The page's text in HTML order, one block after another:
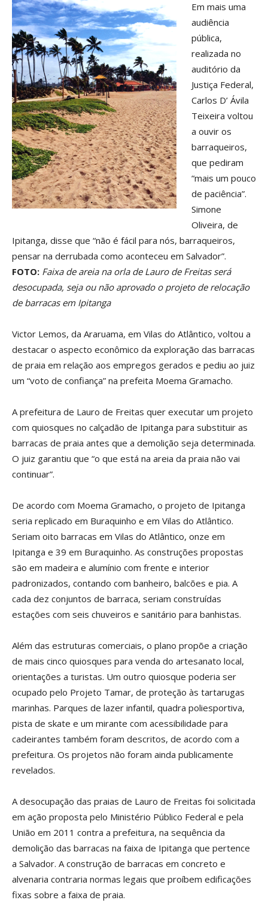
Em mais uma
audiência
pública,
realizada no
auditório da
Justiça Federal,
Carlos D’ Ávila
Teixeira voltou
a ouvir os
barraqueiros,
que pediram
“mais um pouco
de paciência”.
Simone
Oliveira, de
Ipitanga, disse que “não é fácil para nós, barraqueiros,
pensar na derrubada como aconteceu em Salvador”.
FOTO: Faixa de areia na orla de Lauro de Freitas será
desocupada, seja ou não aprovado o projeto de relocação
de barracas em Ipitanga
Victor Lemos, da Araruama, em Vilas do Atlântico, voltou a
destacar o aspecto econômico da exploração das barracas
de praia em relação aos empregos gerados e pediu ao juiz
um “voto de confiança” na prefeita Moema Gramacho.
A prefeitura de Lauro de Freitas quer executar um projeto
com quiosques no calçadão de Ipitanga para substituir as
barracas de praia antes que a demolição seja determinada.
O juiz garantiu que “o que está na areia da praia não vai
continuar”.
De acordo com Moema Gramacho, o projeto de Ipitanga
seria replicado em Buraquinho e em Vilas do Atlântico.
Seriam oito barracas em Vilas do Atlântico, onze em
Ipitanga e 39 em Buraquinho. As construções propostas
são em madeira e alumínio com frente e interior
padronizados, contando com banheiro, balcões e pia. A
cada dez conjuntos de barraca, seriam construídas
estações com seis chuveiros e sanitário para banhistas.
Além das estruturas comerciais, o plano propõe a criação
de mais cinco quiosques para venda do artesanato local,
orientações a turistas. Um outro quiosque poderia ser
ocupado pelo Projeto Tamar, de proteção às tartarugas
marinhas. Parques de lazer infantil, quadra poliesportiva,
pista de skate e um mirante com acessibilidade para
cadeirantes também foram descritos, de acordo com a
prefeitura. Os projetos não foram ainda publicamente
revelados.
A desocupação das praias de Lauro de Freitas foi solicitada
em ação proposta pelo Ministério Público Federal e pela
União em 2011 contra a prefeitura, na sequência da
demolição das barracas na faixa de Ipitanga que pertence
a Salvador. A construção de barracas em concreto e
alvenaria contraria normas legais que proíbem edificações
fixas sobre a faixa de praia.